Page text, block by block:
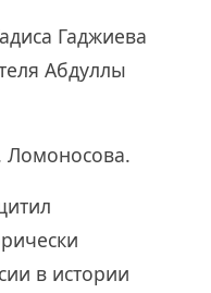
Гаджиева
Абдуллы
Ломоносова.
в истории